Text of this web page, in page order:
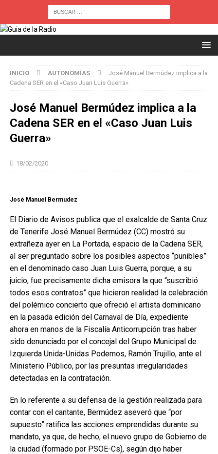
INICIO AUTONOMÍAS
José Manuel Bermúdez implica a la
Cadena SER en el «Caso Juan Luis Guerra»
José Manuel Bermúdez implica a la
Cadena SER en el «Caso Juan Luis
Guerra»
18/02/2020
José Manuel Bermudez
El Diario de Avisos publica que el exalcalde de Santa Cruz
de Tenerife José Manuel Bermúdez (CC) mostró su
extrañeza ayer en La Portada, espacio de la Cadena SER,
al ser preguntado sobre los posibles aspectos “punibles”
en el denominado caso Juan Luis Guerra, porque, a su
juicio, fue precisamente dicha emisora la que “suscribió
todos esos contratos” que hicieron realidad la celebración
del polémico concierto que ofreció el artista dominicano
en la pasada edición del Carnaval de Día, expediente
ahora en manos de la Fiscalía Anticorrupción tras haber
sido denunciado por el concejal del Grupo Municipal de
Izquierda Unida-Unidas Podemos, Ramón Trujillo, ante el
Ministerio Público, por las presuntas irregularidades
detectadas en la contratación.
En lo referente a su defensa de la gestión realizada para
contar con el cantante, Bermúdez aseveró que “por
supuesto” ratifica las acciones emprendidas durante su
mandato, ya que, de hecho, el nuevo grupo de Gobierno de
la ciudad (formado por PSOE-Cs), según dijo haber